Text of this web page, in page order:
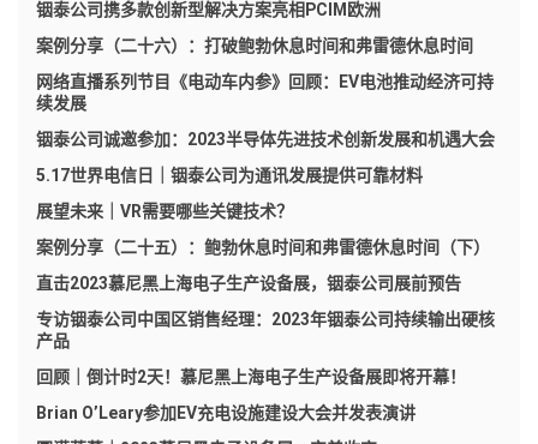
铟泰公司携多款创新型解决方案亮相PCIM欧洲
案例分享（二十六）：打破鲍勃休息时间和弗雷德休息时间
网络直播系列节目《电动车内参》回顾：EV电池推动经济可持
续发展
铟泰公司诚邀参加：2023半导体先进技术创新发展和机遇大会
5.17世界电信日｜铟泰公司为通讯发展提供可靠材料
展望未来｜VR需要哪些关键技术？
案例分享（二十五）：鲍勃休息时间和弗雷德休息时间（下）
直击2023慕尼黑上海电子生产设备展，铟泰公司展前预告
专访铟泰公司中国区销售经理：2023年铟泰公司持续输出硬核
产品
回顾｜倒计时2天！慕尼黑上海电子生产设备展即将开幕！
Brian O’Leary参加EV充电设施建设大会并发表演讲